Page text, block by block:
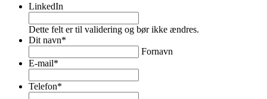
LinkedIn
Dette felt er til validering og bør ikke ændres.
Dit navn*
Fornavn
E-mail*
Telefon*